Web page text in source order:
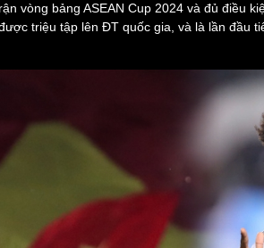
vòng bảng ASEAN Cup 2024 và đủ điều
triệu tập lên ĐT quốc gia, và là lần đầu